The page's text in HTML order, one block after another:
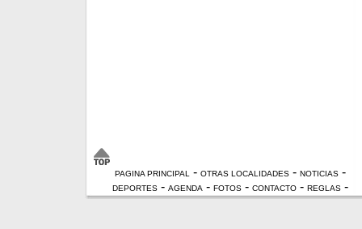
PAGINA PRINCIPAL - OTRAS LOCALIDADES - NOTICIAS -
DEPORTES - AGENDA - FOTOS - CONTACTO - REGLAS -